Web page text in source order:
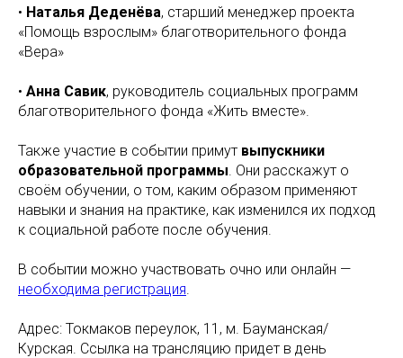
• Наталья Деденёва, старший менеджер проекта
«Помощь взрослым» благотворительного фонда
«Вера»
• Анна Савик, руководитель социальных программ
благотворительного фонда «Жить вместе».
Также участие в событии примут выпускники
образовательной программы. Они расскажут о
своём обучении, о том, каким образом применяют
навыки и знания на практике, как изменился их подход
к социальной работе после обучения.
В событии можно участвовать очно или онлайн —
необходима регистрация.
Адрес: Токмаков переулок, 11, м. Бауманская/
Курская. Ссылка на трансляцию придет в день